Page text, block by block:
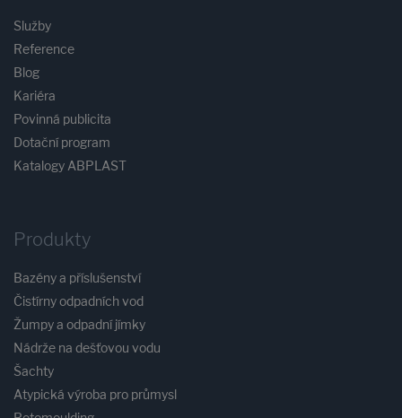
Služby
Reference
Blog
Kariéra
Povinná publicita
Dotační program
Katalogy ABPLAST
Produkty
Bazény a příslušenství
Čistírny odpadních vod
Žumpy a odpadní jímky
Nádrže na dešťovou vodu
Šachty
Atypická výroba pro průmysl